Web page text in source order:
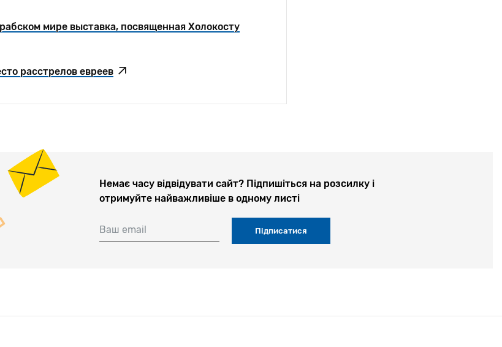
мире выставка, посвященная Холокосту
расстрелов евреев
Немає часу відвідувати сайт? Підпишіться на розсилку і
отримуйте найважливіше в одному листі
Ваш email